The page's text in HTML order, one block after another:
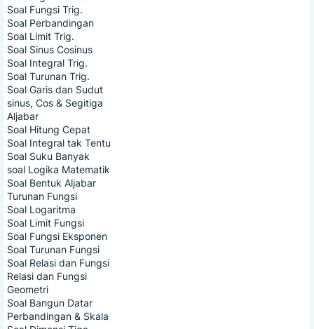
Soal Fungsi Trig.
Soal Perbandingan
Soal Limit Trig.
Soal Sinus Cosinus
Soal Integral Trig.
Soal Turunan Trig.
Soal Garis dan Sudut
sinus, Cos & Segitiga
Aljabar
Soal Hitung Cepat
Soal Integral tak Tentu
Soal Suku Banyak
soal Logika Matematik
Soal Bentuk Aljabar
Turunan Fungsi
Soal Logaritma
Soal Limit Fungsi
Soal Fungsi Eksponen
Soal Turunan Fungsi
Soal Relasi dan Fungsi
Relasi dan Fungsi
Geometri
Soal Bangun Datar
Perbandingan & Skala